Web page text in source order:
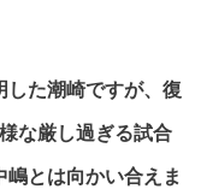
した潮崎ですが、復
な厳し過ぎる試合
とは向かい合えま